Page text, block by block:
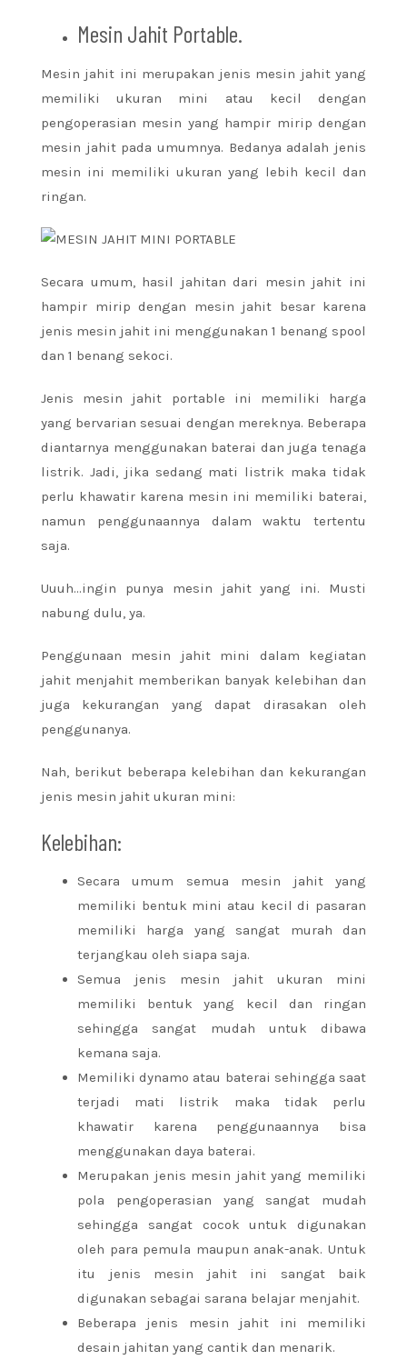
Mesin Jahit Portable.
Mesin jahit ini merupakan jenis mesin jahit yang
memiliki ukuran mini atau kecil dengan
pengoperasian mesin yang hampir mirip dengan
mesin jahit pada umumnya. Bedanya adalah jenis
mesin ini memiliki ukuran yang lebih kecil dan
ringan.
Secara umum, hasil jahitan dari mesin jahit ini
hampir mirip dengan mesin jahit besar karena
jenis mesin jahit ini menggunakan 1 benang spool
dan 1 benang sekoci.
Jenis mesin jahit portable ini memiliki harga
yang bervarian sesuai dengan mereknya. Beberapa
diantarnya menggunakan baterai dan juga tenaga
listrik. Jadi, jika sedang mati listrik maka tidak
perlu khawatir karena mesin ini memiliki baterai,
namun penggunaannya dalam waktu tertentu
saja.
Uuuh…ingin punya mesin jahit yang ini. Musti
nabung dulu, ya.
Penggunaan mesin jahit mini dalam kegiatan
jahit menjahit memberikan banyak kelebihan dan
juga kekurangan yang dapat dirasakan oleh
penggunanya.
Nah, berikut beberapa kelebihan dan kekurangan
jenis mesin jahit ukuran mini:
Kelebihan:
Secara umum semua mesin jahit yang
memiliki bentuk mini atau kecil di pasaran
memiliki harga yang sangat murah dan
terjangkau oleh siapa saja.
Semua jenis mesin jahit ukuran mini
memiliki bentuk yang kecil dan ringan
sehingga sangat mudah untuk dibawa
kemana saja.
Memiliki dynamo atau baterai sehingga saat
terjadi mati listrik maka tidak perlu
khawatir karena penggunaannya bisa
menggunakan daya baterai.
Merupakan jenis mesin jahit yang memiliki
pola pengoperasian yang sangat mudah
sehingga sangat cocok untuk digunakan
oleh para pemula maupun anak-anak. Untuk
itu jenis mesin jahit ini sangat baik
digunakan sebagai sarana belajar menjahit.
Beberapa jenis mesin jahit ini memiliki
desain jahitan yang cantik dan menarik.